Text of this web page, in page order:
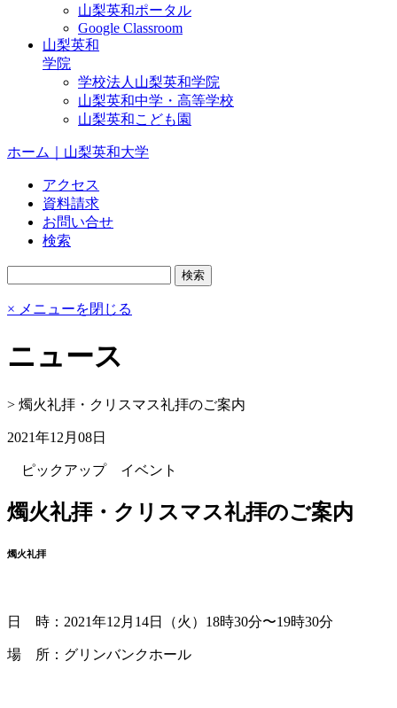
山梨英和ポータル
Google Classroom
山梨英和
学院
学校法人山梨英和学院
山梨英和中学・高等学校
山梨英和こども園
ホーム｜山梨英和大学
アクセス
資料請求
お問い合せ
検索
× メニューを閉じる
ニュース
> 燭火礼拝・クリスマス礼拝のご案内
2021年12月08日
ピックアップ イベント
燭火礼拝・クリスマス礼拝のご案内
燭火礼拝
日 時：2021年12月14日（火）18時30分〜19時30分
場 所：グリンバンクホール